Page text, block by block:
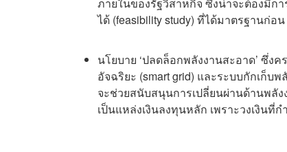
ได้ (feasibility study) ที่ได้มาตรฐานก่อน
นโยบาย ‘ปลดล็อกพลังงานสะอาด’ ซึ่
อัจฉริยะ (smart grid) และระบบกักเก็บ
จะช่วยสนับสนุนการเปลี่ยนผ่านด้านพลัง
เป็นแหล่งเงินลงทุนหลัก เพราะวงเงิน